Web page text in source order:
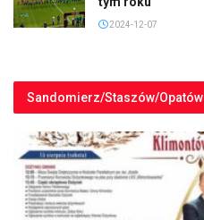
2024-12-07
Sandomierz/Staszów/Opatów